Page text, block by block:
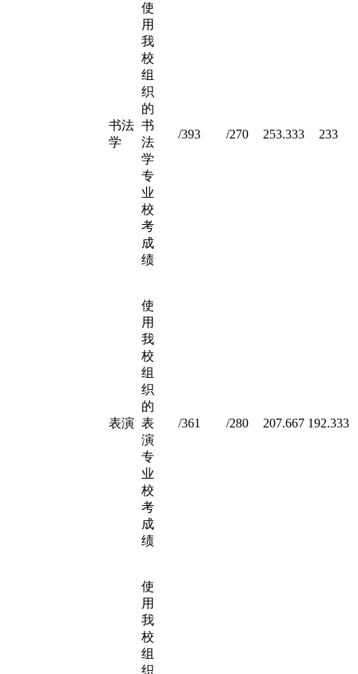
书法
学
使
用
我
校
组
织
的
书
法
学
专
业
校
考
成
绩
/393 /270 253.333 233
表演
使
用
我
校
组
织
的
表
演
专
业
校
考
成
绩
/361 /280 207.667 192.333
使
用
我
校
组
织